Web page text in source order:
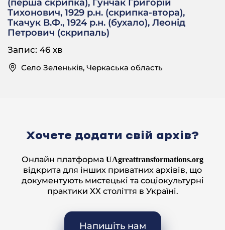
та в мене діл змазаний. Оце Троїця завтра, мати
помажуть.
– І ви плакали, й це казали?
– Приказувала ж – ой, мамонька моя, як я ж буду
сама? Заховала ту матір, не піду в хату. Не хочу. Та
тут Санька ходила до мене ночувать. Ану, ше шо?
(перша скрипка), Гунчак Григорій
Тихонович, 1929 р.н. (скрипка-втора),
Ткачук В.Ф., 1924 р.н. (бухало), Леонід
Петрович (скрипаль)
Запис: 46 хв
Село Зеленьків, Черкаська область
Хочете додати свій архів?
Онлайн платформа UAgreattransformations.org
відкрита для інших приватних архівів, що
документують мистецькі та соціокультурні
практики ХХ століття в Україні.
Напишіть нам